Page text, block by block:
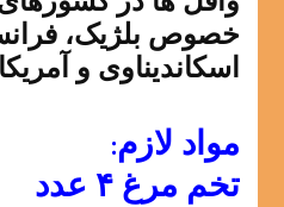
خصوص بلژیک،
اسکاندیناوی و
مواد لازم:
تخم مرغ ۴ عدد